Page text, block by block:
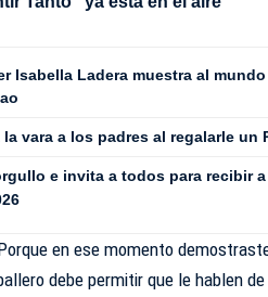
Isabella Ladera muestra al
vara a los padres al regalarle un
e invita a todos para recibir
en ese momento
debe permitir que le hablen